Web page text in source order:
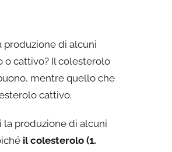
produzione di alcuni
o cattivo? Il colesterolo
mentre quello che
cattivo.
produzione di alcuni
il colesterolo (1.